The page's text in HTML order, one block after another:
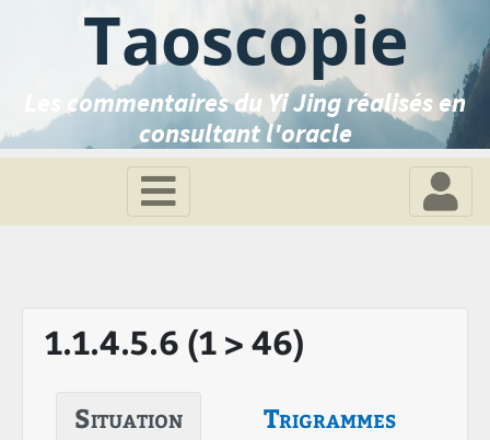
Taoscopie
Les commentaires du Yi Jing réalisés en
consultant l'oracle
1.1.4.5.6 (1 > 46)
Situation Trigrammes